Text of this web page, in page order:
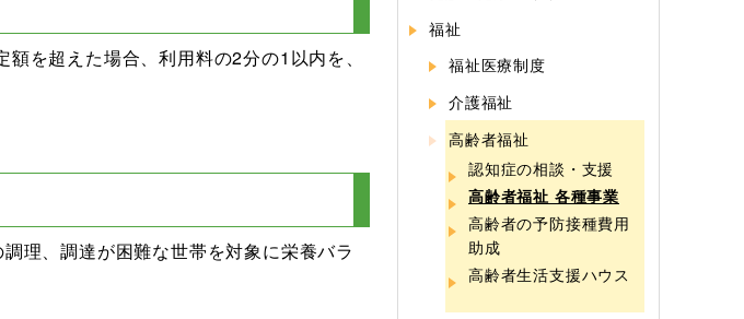
を超えた場合、利用料の2分の1以内を、
理、調達が困難な世帯を対象に栄養バラ
福祉
福祉医療制度
介護福祉
高齢者福祉
認知症の相談・支援
高齢者福祉 各種事業
高齢者の予防接種費用
助成
高齢者生活支援ハウス